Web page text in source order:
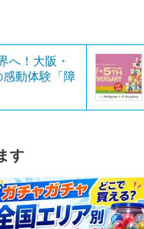
へ！大阪・
動体験「障
す